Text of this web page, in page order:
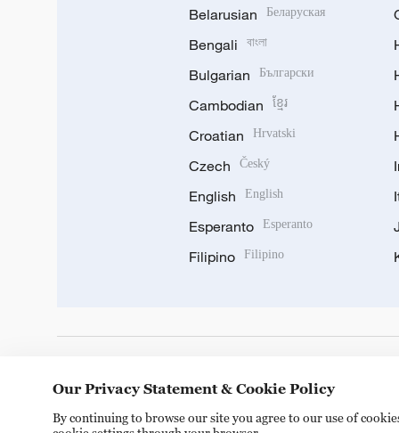
Belarusian Беларуская
Bengali বাংলা
Bulgarian Български
Cambodian ខ្មែរ
Croatian Hrvatski
Czech Český
English English
Esperanto Esperanto
Filipino Filipino
Our Privacy Statement & Cookie Policy
By continuing to browse our site you agree to our use of